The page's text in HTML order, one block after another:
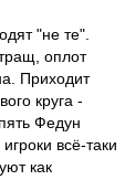
"не те".
оплот
Приходит
круга -
Федун
всё-таки
как